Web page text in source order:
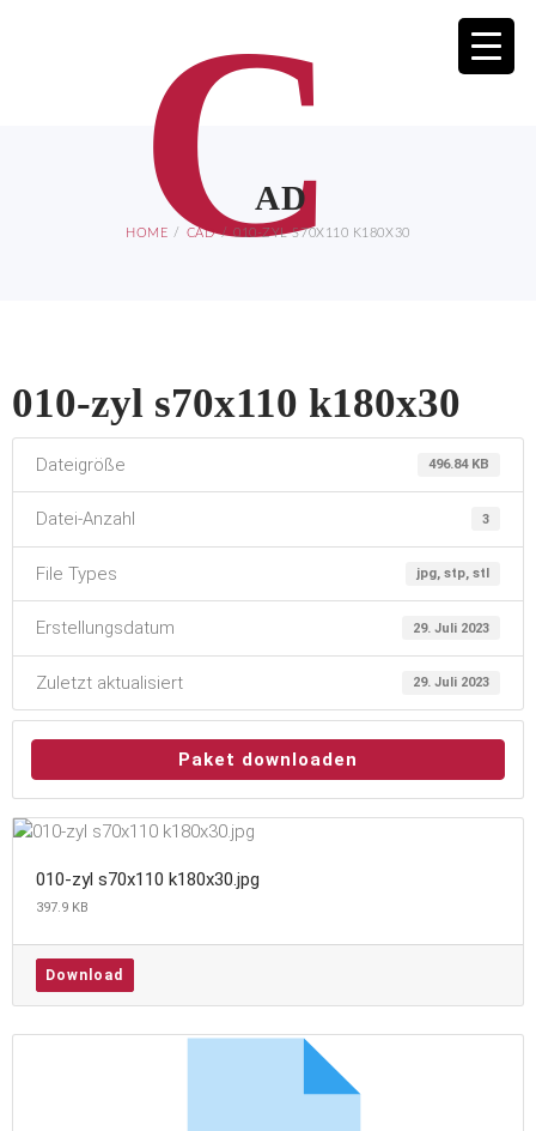
C
AD
HOME CAD 010-ZYL S70X110 K180X30
010-zyl s70x110 k180x30
Dateigröße 496.84 KB
Datei-Anzahl 3
File Types jpg, stp, stl
Erstellungsdatum 29. Juli 2023
Zuletzt aktualisiert 29. Juli 2023
Paket downloaden
010-zyl s70x110 k180x30.jpg
397.9 KB
Download